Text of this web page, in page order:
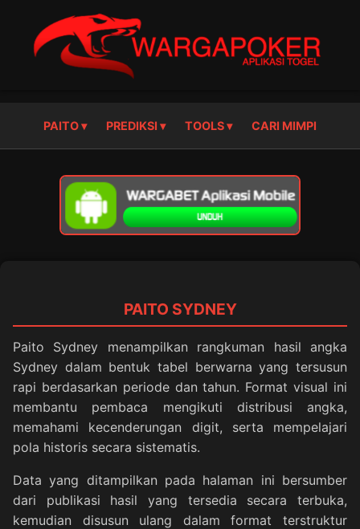
PAITO ▾ PREDIKSI ▾ TOOLS ▾ CARI MIMPI
PAITO SYDNEY
Paito Sydney menampilkan rangkuman hasil angka
Sydney dalam bentuk tabel berwarna yang tersusun
rapi berdasarkan periode dan tahun. Format visual ini
membantu pembaca mengikuti distribusi angka,
memahami kecenderungan digit, serta mempelajari
pola historis secara sistematis.
Data yang ditampilkan pada halaman ini bersumber
dari publikasi hasil yang tersedia secara terbuka,
kemudian disusun ulang dalam format terstruktur